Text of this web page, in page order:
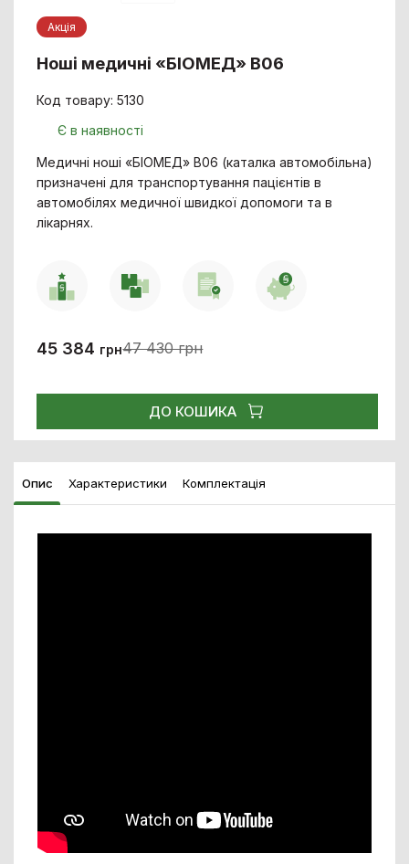
Акцiя
Ноші медичні «БІОМЕД» B06
Код товару: 5130
Є в наявності
Медичні ноші «БІОМЕД» В06 (каталка автомобільна)
призначені для транспортування пацієнтів в
автомобілях медичної швидкої допомоги та в
лікарнях.
45 384 грн47 430 грн
ДО КОШИКА
Опис Характеристики Комплектація